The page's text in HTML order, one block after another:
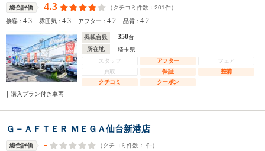
総合評価 4.3 （クチコミ件数： 201件）
接客：4.3 雰囲気：4.3 アフター：4.2 品質：4.2
掲載台数 350台
所在地
埼玉県
スタッフ
アフター
フェア
買取
保証
整備
クチコミ
クーポン
購入プラン付き車両
Ｇ－ＡＦＴＥＲ ＭＥＧＡ仙台新港店
総合評価 - （クチコミ件数： -件）